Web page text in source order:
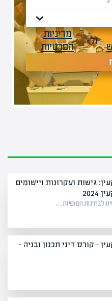
ול-
מדיניות
הפרטיות
.
גישות ועקרונות ויישומים
לבחינות הסופיות…
– קורס דיני תכנון ובניה -